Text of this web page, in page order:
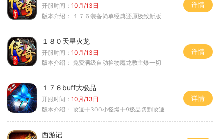
开服时间： 10月/13日
版本介绍：
１７６装备简单经典还原极致新版
详情
１８０天星火龙
开服时间： 10月/13日
版本介绍： 免费满级自动捡物魔龙教主爆一切
详情
１７６buff大极品
开服时间： 10月/13日
版本介绍： 攻速十300小怪爆十9极品切割攻速
详情
西游记